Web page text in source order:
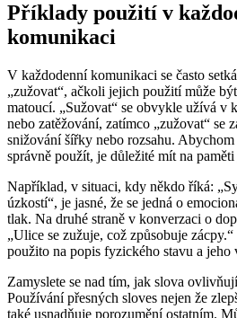
Příklady použití v
komunikaci
V každodenní komunikaci se často
„zužovat“, ačkoli jejich použití může
matoucí. „Sužovat“ se obvykle užívá v
nebo zatěžování, zatímco „zužovat“ se
snižování šířky nebo rozsahu.
správně použít, je důležité mít na
Například, v situaci, kdy někdo říká:
úzkostí“, je jasné, že se jedná o
tlak. Na druhé straně v konverzaci o
„Ulice se zužuje, což způsobuje
použito na popis fyzického stavu a
Zamyslete se nad tím, jak slova
Používání přesných sloves nejen že
také usnadňuje porozumění ostatním.